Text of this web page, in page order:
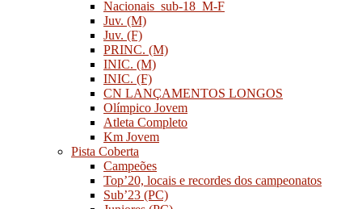
Nacionais_sub-18_M-F
Juv. (M)
Juv. (F)
PRINC. (M)
INIC. (M)
INIC. (F)
CN LANÇAMENTOS LONGOS
Olímpico Jovem
Atleta Completo
Km Jovem
Pista Coberta
Campeões
Top’20, locais e recordes dos campeonatos
Sub’23 (PC)